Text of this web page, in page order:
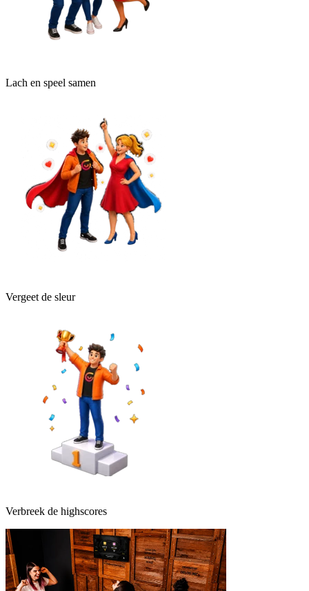
Lach en speel samen
Vergeet de sleur
Verbreek de highscores